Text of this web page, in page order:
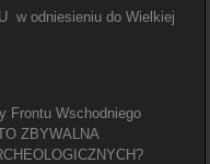
w odniesieniu do Wielkiej
Frontu Wschodniego
ZBYWALNA